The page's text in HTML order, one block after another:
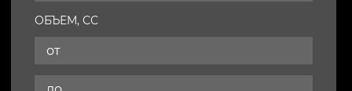
ОБЪЕМ, СС